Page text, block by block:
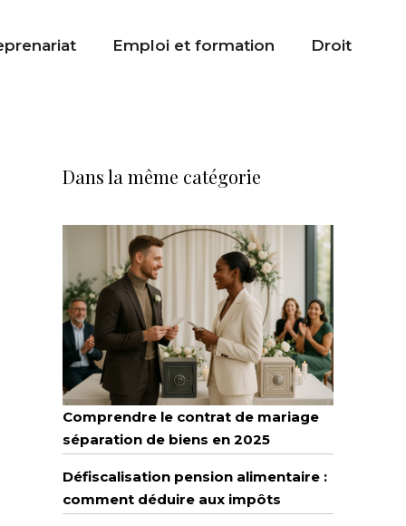
Emploi et formation Droit
Dans la même catégorie
Comprendre le contrat de mariage
séparation de biens en 2025
Défiscalisation pension alimentaire :
comment déduire aux impôts